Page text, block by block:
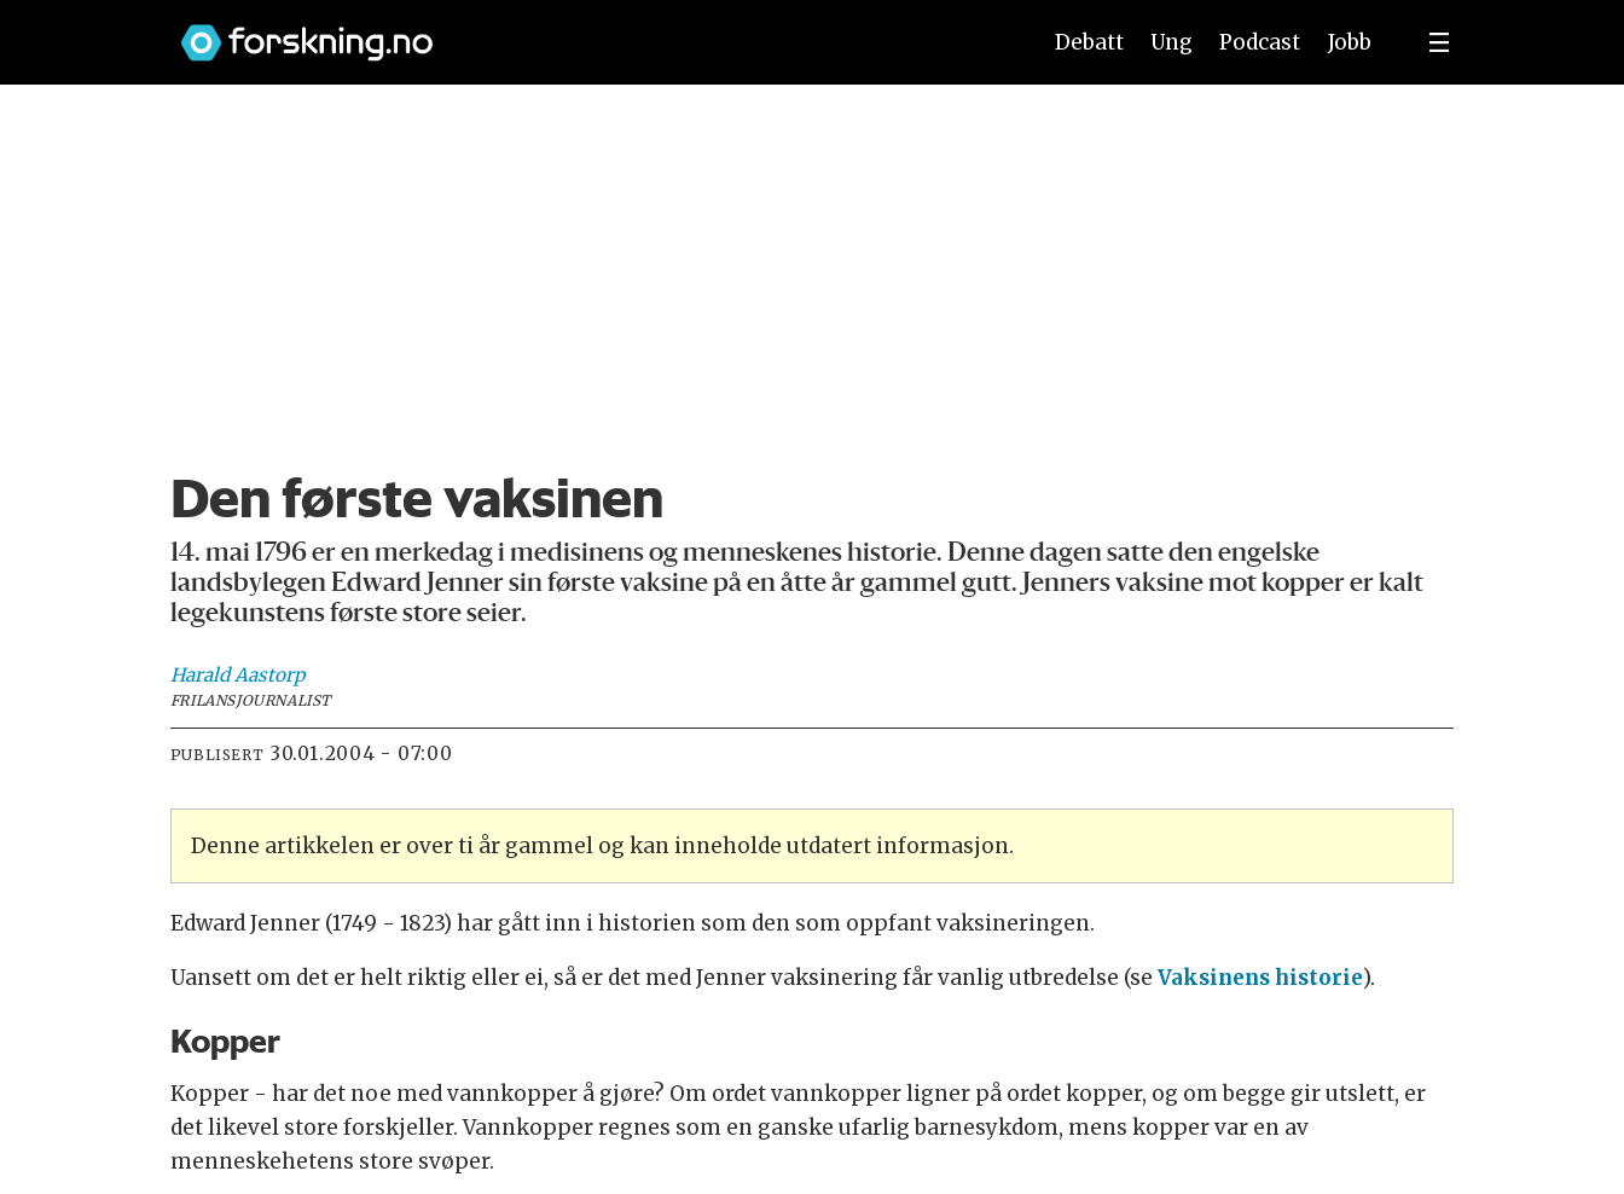
Debatt Ung Podcast Jobb
Den første vaksinen
14. mai 1796 er en merkedag i medisinens og menneskenes historie. Denne dagen satte den engelske
landsbylegen Edward Jenner sin første vaksine på en åtte år gammel gutt. Jenners vaksine mot kopper er kalt
legekunstens første store seier.
Harald Aastorp
FRILANSJOURNALIST
PUBLISERT 30.01.2004 - 07:00
Denne artikkelen er over ti år gammel og kan inneholde utdatert informasjon.
Edward Jenner (1749 - 1823) har gått inn i historien som den som oppfant vaksineringen.
Uansett om det er helt riktig eller ei, så er det med Jenner vaksinering får vanlig utbredelse (se Vaksinens historie).
Kopper
Kopper - har det noe med vannkopper å gjøre? Om ordet vannkopper ligner på ordet kopper, og om begge gir utslett, er
det likevel store forskjeller. Vannkopper regnes som en ganske ufarlig barnesykdom, mens kopper var en av
menneskehetens store svøper.